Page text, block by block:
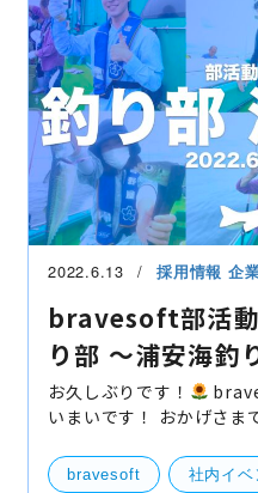
2022.6.13 採用情報 企
bravesoft部活
り部 〜浦安海釣
お久しぶりです！
いまいです！ おかげさまで最近は新卒も中途も応募が
い」状態なのですが、そ
bravesoft 社内イベ